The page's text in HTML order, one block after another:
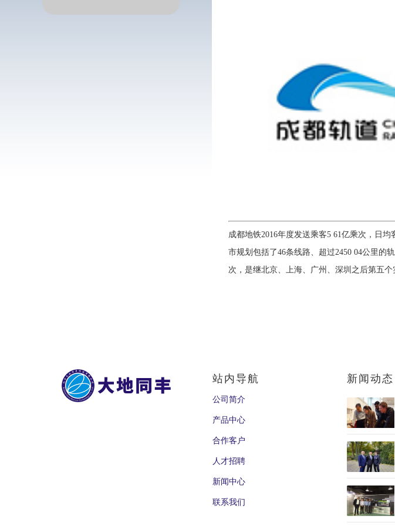
成都地铁2016年度发送乘客5 61亿乘次，日
市规划包括了46条线路、超过2450 04公里的
次，是继北京、上海、广州、深圳之后第五
站内导航
公司简介
产品中心
合作客户
人才招聘
新闻中心
联系我们
新闻动态